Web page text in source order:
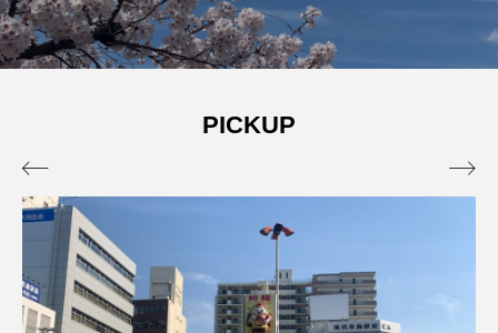
エレベーター広告とか
admin
W杯の優勝を目指す日
PICKUP
 